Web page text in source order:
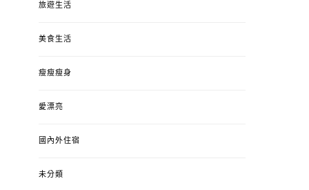
旅遊生活
美食生活
瘦瘦瘦身
愛漂亮
國內外住宿
未分類